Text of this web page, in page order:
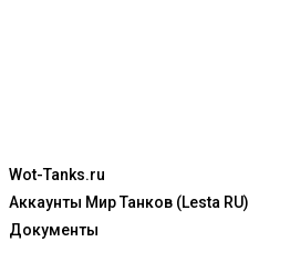
Wot-Tanks.ru
Аккаунты Мир Танков (Lesta RU)
Документы